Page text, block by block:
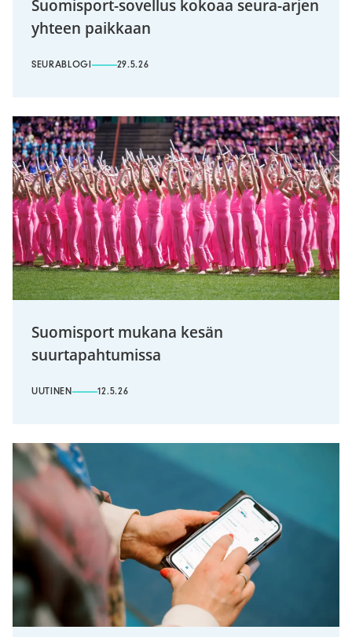
Suomisport-sovellus kokoaa seura-arjen
yhteen paikkaan
SEURABLOGI 29.5.26
Suomisport mukana kesän
suurtapahtumissa
UUTINEN 12.5.26